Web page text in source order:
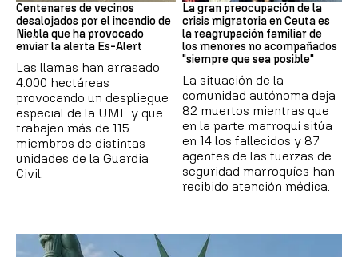
Centenares de vecinos
desalojados por el incendio de
Niebla que ha provocado
enviar la alerta Es-Alert
Las llamas han arrasado
4.000 hectáreas
provocando un despliegue
especial de la UME y que
trabajen más de 115
miembros de distintas
unidades de la Guardia
Civil.
La gran preocupación de la
crisis migratoria en Ceuta es
la reagrupación familiar de
los menores no acompañados
"siempre que sea posible"
La situación de la
comunidad autónoma deja
82 muertos mientras que
en la parte marroquí sitúa
en 14 los fallecidos y 87
agentes de las fuerzas de
seguridad marroquíes han
recibido atención médica.